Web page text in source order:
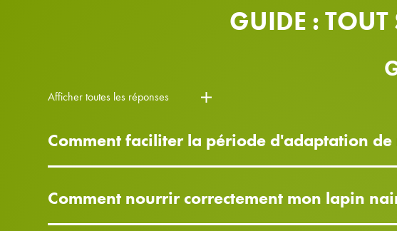
GUIDE : TOUT
Afficher toutes les réponses
Comment faciliter la période d'adaptation
Comment nourrir correctement mon lapin